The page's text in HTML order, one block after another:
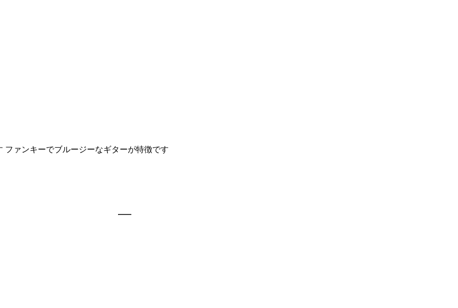
ファンキーでブルージーなギターが特徴です